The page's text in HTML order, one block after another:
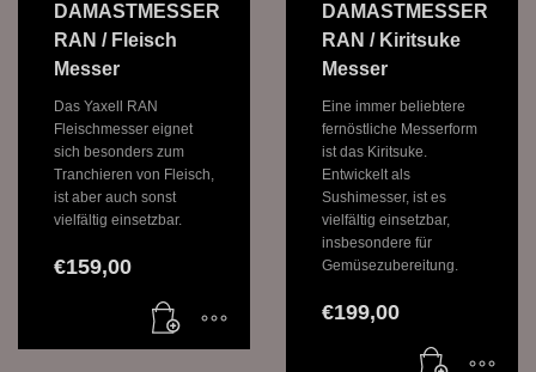
DAMASTMESSER
RAN / Fleisch
Messer
Das Yaxell RAN
Fleischmesser eignet
sich besonders zum
Tranchieren von Fleisch,
ist aber auch sonst
vielfältig einsetzbar.
€159,00
DAMASTMESSER
RAN / Kiritsuke
Messer
Eine immer beliebtere
fernöstliche Messerform
ist das Kiritsuke.
Entwickelt als
Sushimesser, ist es
vielfältig einsetzbar,
insbesondere für
Gemüsezubereitung.
€199,00